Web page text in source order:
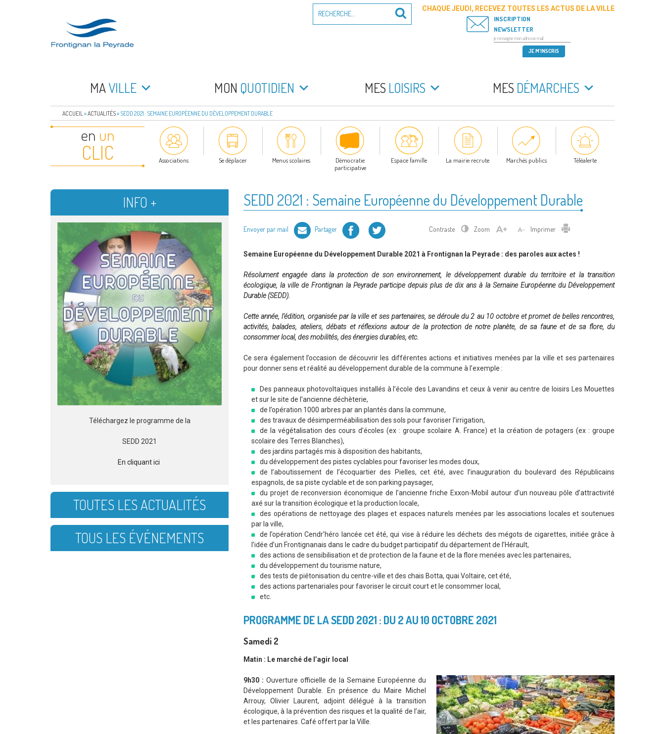
FRONTIGNAN LA PEYRADE
pour
Recherche
CHAQUE JEUDI, RECEVEZ TOUTES LES ACTUS DE LA VILLE
INSCRIPTION
NEWSLETTER
MAVILLE MON QUOTIDIEN MES LOISIRS MES DÉMARCHES
ACCUEIL »ACTUALITÉS» SEDD 2021 : SEMAINE EUROPÉENNE DU DÉVELOPPEMENT DURABLE
en un
CLIC Associations Se déplacer Menus scolaires
Démocratie
participative
Espace famille La mairie recrute Marchés publics Téléalerte
SEDD 2021 : Semaine Européenne du Développement Durable
Envoyer par mail Partager Facebook Twitter Contraste Zoom Imprimer Imprimer
Semaine Européenne du Développement Durable 2021 à Frontignan la Peyrade : des paroles aux actes !
Résolument engagée dans la protection de son environnement, le développement durable du territoire et la transition
écologique, la ville de Frontignan la Peyrade participe depuis plus de dix ans à la Semaine Européenne du Développement
Durable (SEDD).
Cette année, l’édition, organisée par la ville et ses partenaires, se déroule du 2 au 10 octobre et promet de belles rencontres,
activités, balades, ateliers, débats et réflexions autour de la protection de notre planète, de sa faune et de sa flore, du
consommer local, des mobilités, des énergies durables, etc.
Ce sera également l’occasion de découvrir les différentes actions et initiatives menées par la ville et ses partenaires
pour donner sens et réalité au développement durable de la commune à l’exemple :
Des panneaux photovoltaïques installés à l’école des Lavandins et ceux à venir au centre de loisirs Les Mouettes
et sur le site de l’ancienne déchèterie,
de l’opération 1000 arbres par an plantés dans la commune,
des travaux de désimperméabilisation des sols pour favoriser l’irrigation,
de la végétalisation des cours d’écoles (ex : groupe scolaire A. France) et la création de potagers (ex : groupe
scolaire des Terres Blanches),
des jardins partagés mis à disposition des habitants,
du développement des pistes cyclables pour favoriser les modes doux,
de l’aboutissement de l’écoquartier des Pielles, cet été, avec l’inauguration du boulevard des Républicains
espagnols, de sa piste cyclable et de son parking paysager,
du projet de reconversion économique de l’ancienne friche Exxon-Mobil autour d’un nouveau pôle d’attractivité
axé sur la transition écologique et la production locale,
des opérations de nettoyage des plages et espaces naturels menées par les associations locales et soutenues
par la ville,
de l’opération Cendr’héro lancée cet été, qui vise à réduire les déchets des mégots de cigarettes, initiée grâce à
l’idée d’un Frontignanais dans le cadre du budget participatif du département de l’Hérault,
des actions de sensibilisation et de protection de la faune et de la flore menées avec les partenaires,
du développement du tourisme nature,
des tests de piétonisation du centre-ville et des chais Botta, quai Voltaire, cet été,
des actions partenariales pour favoriser le circuit court et le consommer local,
etc.
PROGRAMME DE LA SEDD 2021 : DU 2 AU 10 OCTOBRE 2021
Samedi 2
Matin : Le marché de l’agir local
9h30 : Ouverture officielle de la Semaine Européenne du
Développement Durable. En présence du Maire Michel
Arrouy, Olivier Laurent, adjoint délégué à la transition
écologique, à la prévention des risques et la qualité de l’air,
et les partenaires. Café offert par la Ville.
INFO +
Téléchargez le programme de la
SEDD 2021
En cliquant ici
TOUTES LES ACTUALITÉS
TOUS LES ÉVÉNEMENTS